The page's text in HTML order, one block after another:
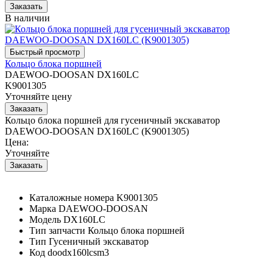
В наличии
Кольцо блока поршней
DAEWOO-DOOSAN DX160LC
K9001305
Уточняйте цену
Кольцо блока поршней для гусеничный экскаватор
DAEWOO-DOOSAN DX160LC (K9001305)
Цена:
Уточняйте
Каталожные номера K9001305
Марка DAEWOO-DOOSAN
Модель DX160LC
Тип запчасти Кольцо блока поршней
Тип Гусеничный экскаватор
Код doodx160lcsm3